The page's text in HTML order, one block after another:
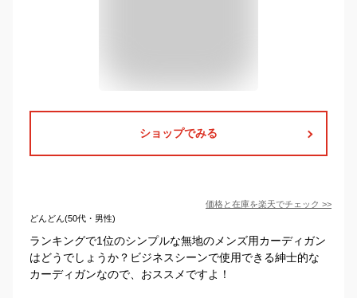
ショップでみる
価格と在庫を楽天でチェック >>
どんどん(50代・男性)
ランキングで1位のシンプルな無地のメンズ用カーディガン
はどうでしょうか？ビジネスシーンで使用できる紳士的な
カーディガンなので、おススメですよ！